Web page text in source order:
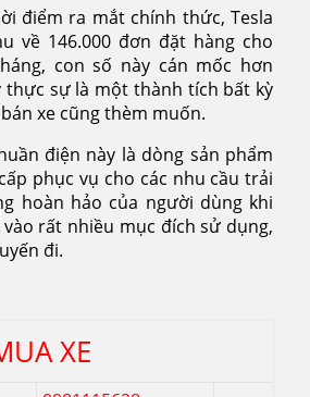
điểm ra mắt chính thức, Tesla
về 146.000 đơn đặt hàng cho
con số này cán mốc hơn
thực sự là một thành tích bất kỳ
xe cũng thèm muốn.
điện này là dòng sản phẩm
phục vụ cho các nhu cầu trải
hoàn hảo của người dùng khi
rất nhiều mục đích sử dụng,
đi.
XE